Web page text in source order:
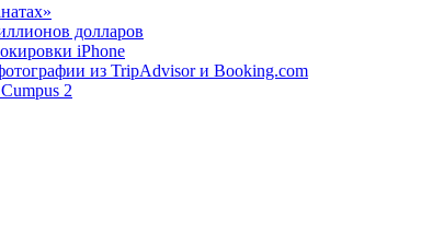
долларов
iPhone
из TripAdvisor и Booking.com
2